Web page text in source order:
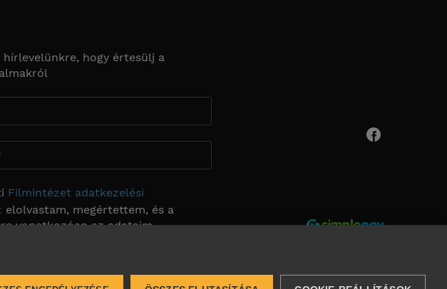
hogy értesülj a
Filmintézet adatkezelési
elolvastam, megértettem, és a
vonatkozóan az adataim
Feliratkozás